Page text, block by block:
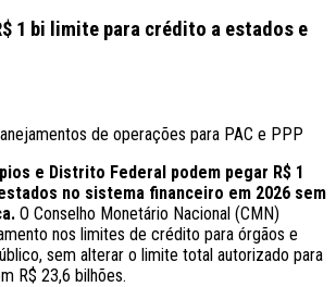
1 bi limite para crédito a estados e
de operações para PAC e PPP
e Distrito Federal podem pegar R$ 1
no sistema financeiro em 2026 sem
O Conselho Monetário Nacional (CMN)
nos limites de crédito para órgãos e
sem alterar o limite total autorizado para
R$ 23,6 bilhões.